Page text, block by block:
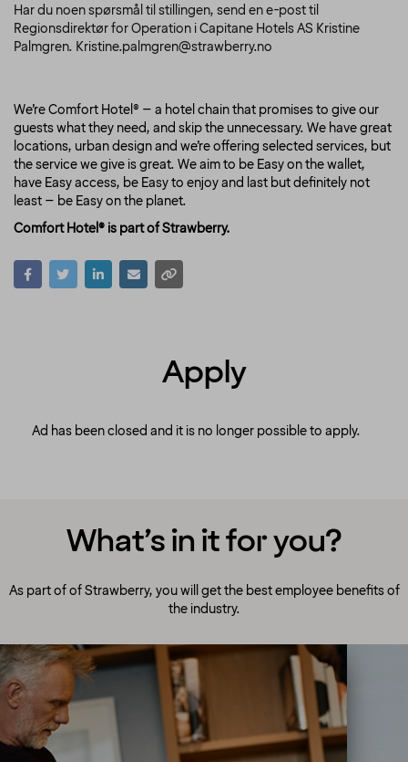
Har du noen spørsmål til stillingen, send en e-post til
Regionsdirektør for Operation i Capitane Hotels AS Kristine
Palmgren. Kristine.palmgren@strawberry.no
We’re Comfort Hotel® – a hotel chain that promises to give our
guests what they need, and skip the unnecessary. We have great
locations, urban design and we’re offering selected services, but
the service we give is great. We aim to be Easy on the wallet,
have Easy access, be Easy to enjoy and last but definitely not
least – be Easy on the planet.
Comfort Hotel® is part of Strawberry.
Apply
Ad has been closed and it is no longer possible to apply.
What’s in it for you?
As part of of Strawberry, you will get the best employee benefits of
the industry.